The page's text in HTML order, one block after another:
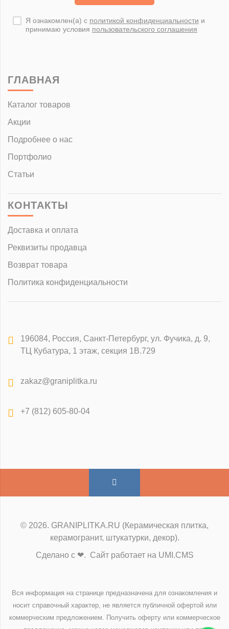
Я ознакомлен(а) с политикой конфиденциальности и
принимаю условия пользовательского соглашения
ГЛАВНАЯ
Каталог товаров
Акции
Подробнее о нас
Портфолио
Статьи
КОНТАКТЫ
Доставка и оплата
Реквизиты продавца
Возврат товара
Политика конфиденциальности
196084, Россия, Санкт-Петербург, ул. Фучика, д. 9,
ТЦ Кубатура, 1 этаж, секция 1В.729
zakaz@graniplitka.ru
+7 (812) 605-80-04
© 2026. GRANIPLITKA.RU (Керамическая плитка,
керамогранит, штукатурки, декор).
Сделано с ❤. Сайт работает на UMI.CMS
Вся информация на странице предназначена для ознакомления и
носит справочный характер, не является публичной офертой или
коммерческим предложением. Получить оферту или коммерческое